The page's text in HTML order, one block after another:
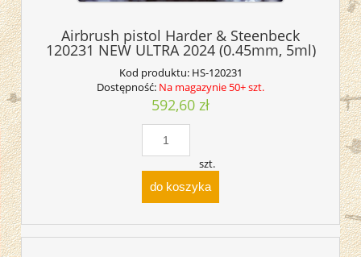
Airbrush pistol Harder & Steenbeck
120231 NEW ULTRA 2024 (0.45mm, 5ml)
Kod produktu: HS-120231
Dostępność: Na magazynie 50+ szt.
592,60 zł
szt.
do koszyka